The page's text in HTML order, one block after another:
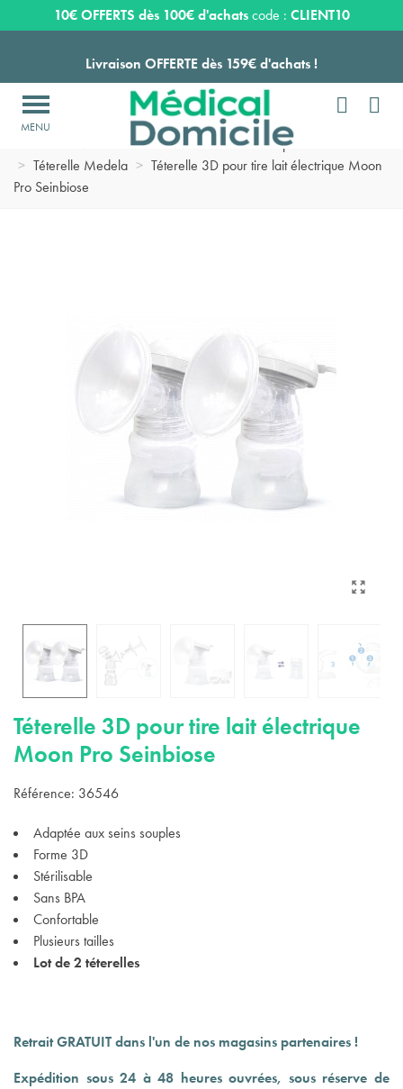
Maternité > Produits et accessoires pour allaitement
> Téterelle Medela > Téterelle 3D pour tire lait électrique Moon
Pro Seinbiose
Téterelle 3D pour tire lait électrique
Moon Pro Seinbiose
Référence: 36546
Adaptée aux seins souples
Forme 3D
Stérilisable
Sans BPA
Confortable
Plusieurs tailles
Lot de 2 téterelles
Retrait GRATUIT dans l'un de nos magasins partenaires !
Expédition sous 24 à 48 heures ouvrées, sous réserve de
10€ OFFERTS dès 100€ d'achatscode : CLIENT10
Livraison OFFERTE dès 159€ d'achats !
Payez en 3 ou 4 fois SANS FRAIS à partir de 100
Expédition sous 24 à 48 heures ouvrées*

